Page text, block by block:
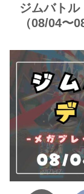
ジムバト
（08/04〜